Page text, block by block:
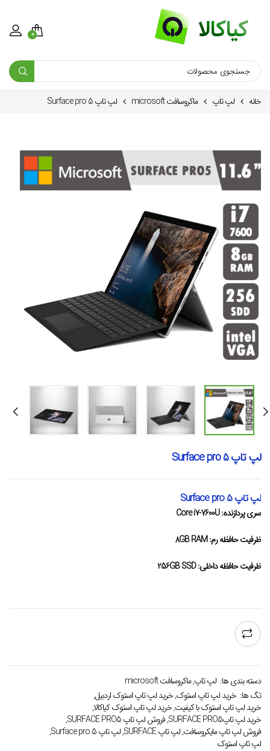
0
خانه لپ تاپ ماكروسافت microsoft لپ تاپ Surface pro 5
لپ تاپ Surface pro 5
لپ تاپ Surface pro 5
سری پردازنده: Core i7-7600U
ظرفیت حافظه رم: 8GB RAM
ظرفیت حافظه داخلی: 256GB SSD
دسته بندی ها: لپ تاپ,ماكروسافت microsoft
تگ ها: خرید لپ تاپ استوک,خرید لپ تاپ استوک اردبیل,
خرید لپ تاپ استوک با کیفیت,خرید لپ تاپ استوک کیاکالا,
خرید لپ تاپSURFACE PRO5
,فروش لپ تاپ SURFACE PRO5
,
فروش لپ تاپ مایکروسافت,لپ تاپ SURFACE ,لپ تاپ Surface pro 5
,
لپ تاپ استوک